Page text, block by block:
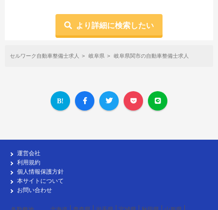
より詳細に検索したい
セルワーク自動車整備士求人 岐阜県 岐阜県関市の自動車整備士求人
運営会社
利用規約
個人情報保護方針
本サイトについて
お問い合わせ